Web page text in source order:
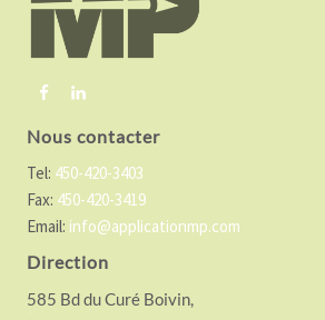
Nous contacter
Tel: 450-420-3403
Fax: 450-420-3419
Email: info@applicationmp.com
Direction
585 Bd du Curé Boivin,